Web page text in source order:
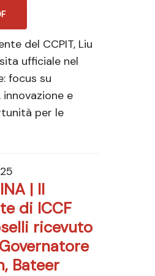
del CCPIT, Liu
ufficiale nel
focus su
e
per le
| Il
di ICCF
ricevuto
Bateer